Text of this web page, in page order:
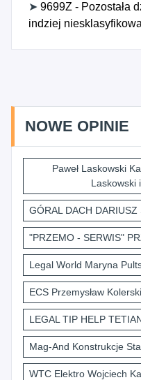
➤ 9699Z - Pozostała
indziej
NOWE OPINIE
Paweł Laskowski
Laskowski
GÓRAL DACH DARIUSZ
"PRZEMO - SERWIS"
Legal World Maryna
ECS Przemysław Kolerski
LEGAL TIP HELP
Mag-And Konstrukcje
WTC Elektro Wojciech